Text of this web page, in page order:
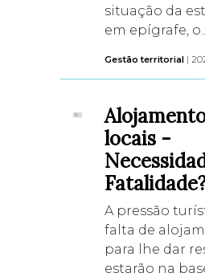
situação da
em epígrafe, o...
Gestão territorial |
locais -
A pressão
falta de
para lhe dar
estarão na